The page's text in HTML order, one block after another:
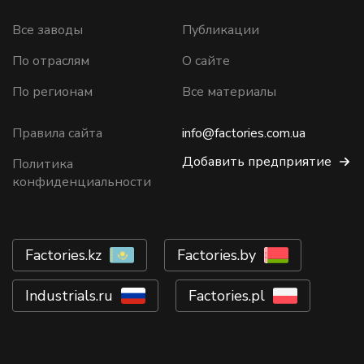
Все заводы
По отраслям
По регионам
Публикации
О сайте
Все материалы
Правила сайта
Политика
конфиденциальности
info@factories.com.ua
Добавить предприятие
Factories.kz Factories.by
Industrials.ru Factories.pl